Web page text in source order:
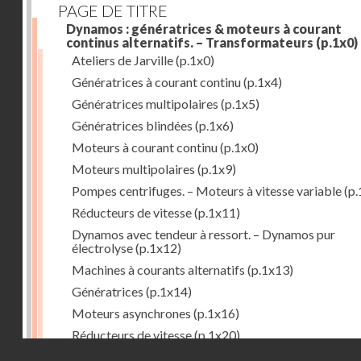
PAGE DE TITRE
Dynamos : génératrices & moteurs à courant
continus alternatifs. – Transformateurs (p.1x0)
Ateliers de Jarville(p.1x0)
Génératrices à courant continu(p.1x4)
Génératrices multipolaires (p.1x5)
Génératrices blindées (p.1x6)
Moteurs à courant continu(p.1x0)
Moteurs multipolaires (p.1x9)
Pompes centrifuges. – Moteurs à vitesse variable
Réducteurs de vitesse(p.1x11)
Dynamos avec tendeur à ressort. – Dynamos pur
électrolyse(p.1x12)
Machines à courants alternatifs (p.1x13)
Génératrices (p.1x14)
Moteurs asynchrones (p.1x16)
Réducteurs de vitesse(p.1x20)